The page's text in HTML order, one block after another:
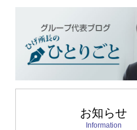
お知らせ
Information